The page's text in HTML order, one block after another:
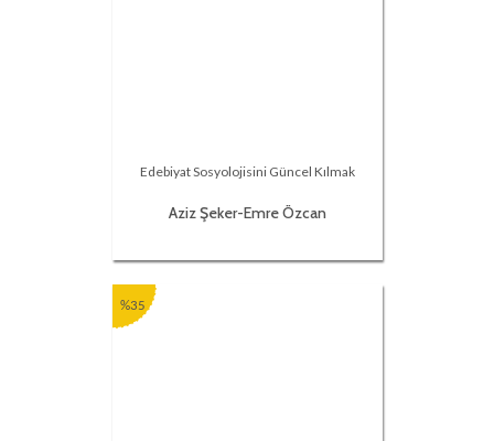
Edebiyat Sosyolojisini Güncel Kılmak
Aziz Şeker-Emre Özcan
%35